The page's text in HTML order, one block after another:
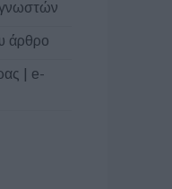
άρθρο
| e-